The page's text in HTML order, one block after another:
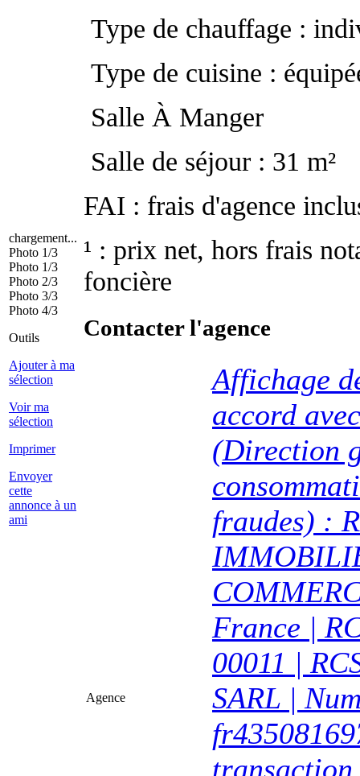
chargement...
Photo 1/3
Photo 1/3
Photo 2/3
Photo 3/3
Photo 4/3
Outils
Ajouter à ma
sélection
Voir ma
sélection
Imprimer
Envoyer
cette
annonce à un
ami
Type de chauffage :
Type de cuisine :
Salle À Manger
Salle de séjour : 31 m²
FAI : frais d'agence
¹ : prix net, hors frais
foncière
Contacter l'agence
Agence
Affichage
accord
(Direction
fraudes) :
France |
00011 |
SARL |
transaction